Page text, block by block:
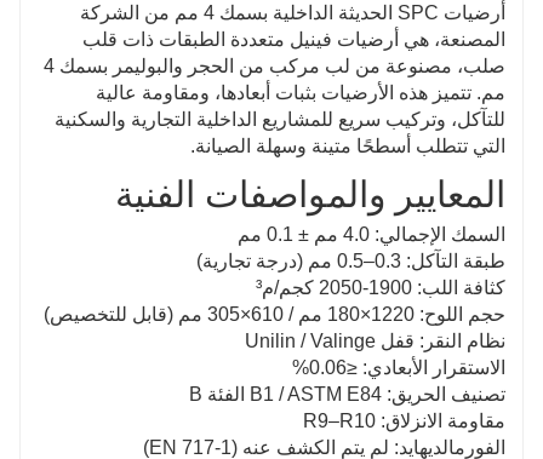
أرضيات SPC الحديثة الداخلية بسمك 4 مم من الشركة
المصنعة، هي أرضيات فينيل متعددة الطبقات ذات قلب
صلب، مصنوعة من لب مركب من الحجر والبوليمر بسمك 4
مم. تتميز هذه الأرضيات بثبات أبعادها، ومقاومة عالية
للتآكل، وتركيب سريع للمشاريع الداخلية التجارية والسكنية
التي تتطلب أسطحًا متينة وسهلة الصيانة.
المعايير والمواصفات الفنية
السمك الإجمالي: 4.0 مم ± 0.1 مم
طبقة التآكل: 0.3–0.5 مم (درجة تجارية)
كثافة اللب: 1900-2050 كجم/م³
حجم اللوح: 1220×180 مم / 610×305 مم (قابل للتخصيص)
نظام النقر: قفل Unilin / Valinge
الاستقرار الأبعادي: ≤0.06%
تصنيف الحريق: B1 / ASTM E84 الفئة B
مقاومة الانزلاق: R9–R10
الفورمالديهايد: لم يتم الكشف عنه (EN 717-1)